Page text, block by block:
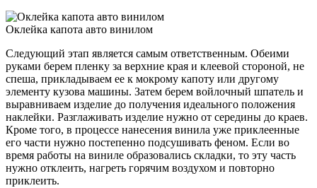
Оклейка капота авто винилом
Следующий этап является самым ответственным. Обеими
руками берем пленку за верхние края и клеевой стороной, не
спеша, прикладываем ее к мокрому капоту или другому
элементу кузова машины. Затем берем войлочный шпатель и
выравниваем изделие до получения идеального положения
наклейки. Разглаживать изделие нужно от середины до краев.
Кроме того, в процессе нанесения винила уже приклеенные
его части нужно постепенно подсушивать феном. Если во
время работы на виниле образовались складки, то эту часть
нужно отклеить, нагреть горячим воздухом и повторно
приклеить.